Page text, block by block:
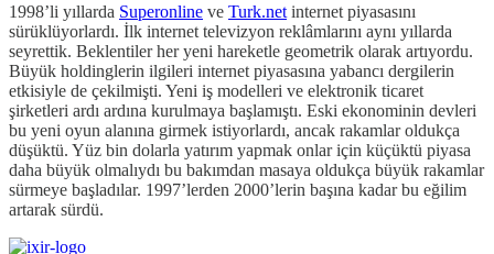
1998’li yıllarda Superonline ve Turk.net internet piyasasını
sürüklüyorlardı. İlk internet televizyon reklâmlarını aynı yıllarda
seyrettik. Beklentiler her yeni hareketle geometrik olarak artıyordu.
Büyük holdinglerin ilgileri internet piyasasına yabancı dergilerin
etkisiyle de çekilmişti. Yeni iş modelleri ve elektronik ticaret
şirketleri ardı ardına kurulmaya başlamıştı. Eski ekonominin devleri
bu yeni oyun alanına girmek istiyorlardı, ancak rakamlar oldukça
düşüktü. Yüz bin dolarla yatırım yapmak onlar için küçüktü piyasa
daha büyük olmalıydı bu bakımdan masaya oldukça büyük rakamlar
sürmeye başladılar. 1997’lerden 2000’lerin başına kadar bu eğilim
artarak sürdü.